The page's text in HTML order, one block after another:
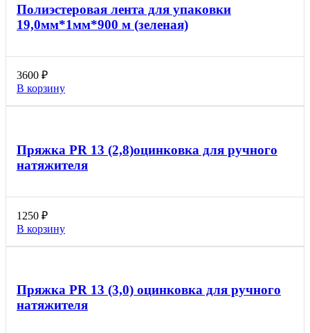
Полиэстеровая лента для упаковки
19,0мм*1мм*900 м (зеленая)
3600 ₽
В корзину
Пряжка PR 13 (2,8)оцинковка для ручного
натяжителя
1250 ₽
В корзину
Пряжка PR 13 (3,0) оцинковка для ручного
натяжителя